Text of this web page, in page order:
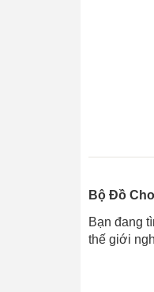
Bộ Đồ
Bạn đang
thế giới